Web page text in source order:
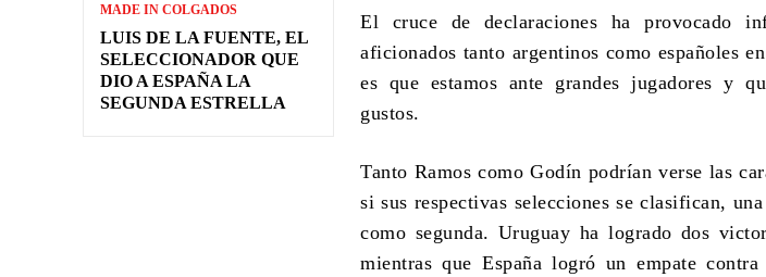
MADE IN COLGADOS
LUIS DE LA FUENTE, EL
SELECCIONADOR QUE
DIO A ESPAÑA LA
SEGUNDA ESTRELLA
El cruce de declaraciones ha provocado
aficionados tanto argentinos como españoles
es que estamos ante grandes jugadores y
gustos.
Tanto Ramos como Godín podrían verse las
si sus respectivas selecciones se clasifican,
como segunda. Uruguay ha logrado dos
mientras que España logró un empate